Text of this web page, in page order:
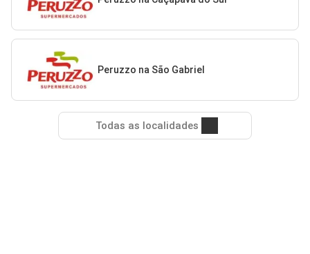
Peruzzo na São Gabriel
Todas as localidades